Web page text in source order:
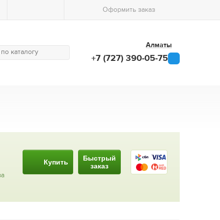
Оформить заказ
Алматы
+7 (727) 390-05-75
Купить
Быстрый
заказ